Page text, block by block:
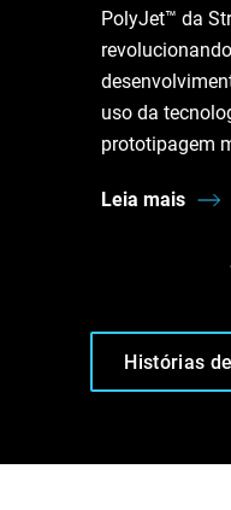
PolyJet™ da
uso da
prototipagem
Leia mais
Histórias